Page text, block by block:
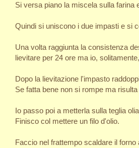
Si versa piano la miscela sulla farina
Quindi si uniscono i due impasti e si
Una volta raggiunta la consistenza
lievitare per 24 ore ma io,
Dopo la lievitazione l'impasto
Se fatta bene non si rompe ma
Io passo poi a metterla sulla teglia
Finisco col mettere un filo d'olio.
Faccio nel frattempo scaldare il forno